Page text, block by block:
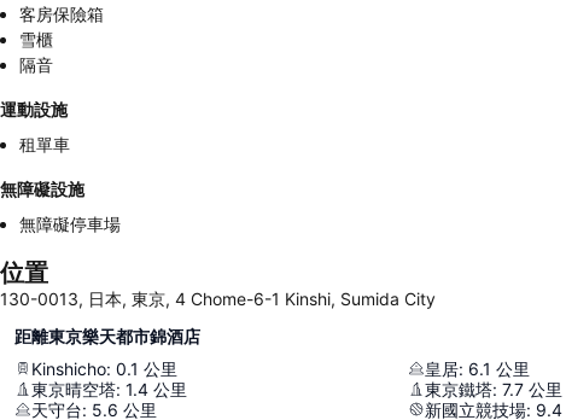
客房保險箱
雪櫃
隔音
運動設施
租單車
無障礙設施
無障礙停車場
位置
130-0013, 日本, 東京, 4 Chome-6-1 Kinshi, Sumida City
距離東京樂天都市錦酒店
Kinshicho: 0.1 公里
東京晴空塔: 1.4 公里
天守台: 5.6 公里
皇居: 6.1 公里
東京鐵塔: 7.7 公里
新國立競技場: 9.4